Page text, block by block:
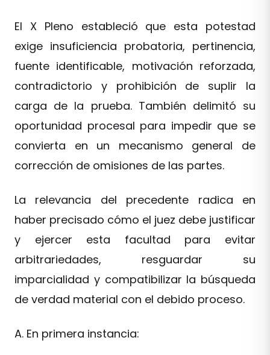
El X Pleno estableció que esta potestad
exige insuficiencia probatoria, pertinencia,
fuente identificable, motivación reforzada,
contradictorio y prohibición de suplir la
carga de la prueba. También delimitó su
oportunidad procesal para impedir que se
convierta en un mecanismo general de
corrección de omisiones de las partes.
La relevancia del precedente radica en
haber precisado cómo el juez debe justificar
y ejercer esta facultad para evitar
arbitrariedades, resguardar su
imparcialidad y compatibilizar la búsqueda
de verdad material con el debido proceso.
A. En primera instancia: